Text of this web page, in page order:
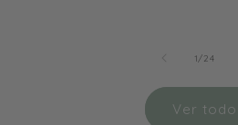
1/de
24
Ver todo